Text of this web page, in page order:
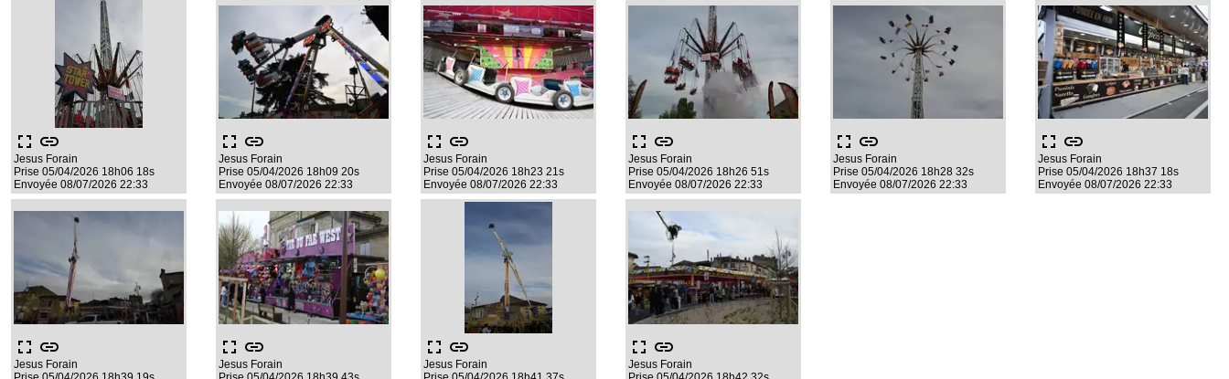
fullscreen link
Jesus Forain
Prise 05/04/2026 18h06 18s
Envoyée 08/07/2026 22:33
fullscreen link
Jesus Forain
Prise 05/04/2026 18h09 20s
Envoyée 08/07/2026 22:33
fullscreen link
Jesus Forain
Prise 05/04/2026 18h23 21s
Envoyée 08/07/2026 22:33
fullscreen link
Jesus Forain
Prise 05/04/2026 18h26 51s
Envoyée 08/07/2026 22:33
fullscreen link
Jesus Forain
Prise 05/04/2026 18h28 32s
Envoyée 08/07/2026 22:33
fullscreen link
Jesus Forain
Prise 05/04/2026 18h37 18s
Envoyée 08/07/2026 22:33
fullscreen link
Jesus Forain
fullscreen link
Jesus Forain
fullscreen link
Jesus Forain
fullscreen link
Jesus Forain